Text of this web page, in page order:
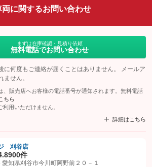
両に関するお問い合わせ
まずは在庫確認・見積り依頼
無料電話でお問い合わせ
に何度もご連絡が届くことはありません。 メールア
ません。
販売店へお客様の電話番号が通知されます。無料電話
ちら
用いただけません。
詳細はこちら
ネットを友だち追加してから「許可する」ボタンを押
刈谷店
900件
知県刈谷市今川町阿野前２０－１